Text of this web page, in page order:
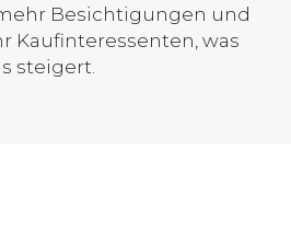
Besichtigungen und
Kaufinteressenten, was
steigert.